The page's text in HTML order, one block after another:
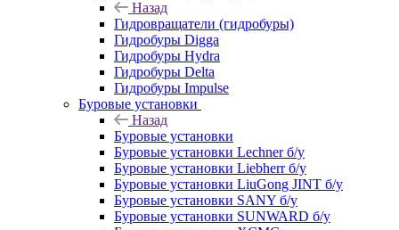
Назад
Гидровращатели (гидробуры)
Гидробуры Digga
Гидробуры Hydra
Гидробуры Delta
Гидробуры Impulse
Буровые установки
Назад
Буровые установки
Буровые установки Lechner б/у
Буровые установки Liebherr б/у
Буровые установки LiuGong JINT б/у
Буровые установки SANY б/у
Буровые установки SUNWARD б/у